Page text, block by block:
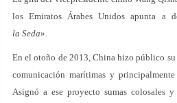
los Emiratos Árabes Unidos apunta a
la Seda».
En el otoño de 2013, China hizo público
comunicación marítimas y
Asignó a ese proyecto sumas colosales